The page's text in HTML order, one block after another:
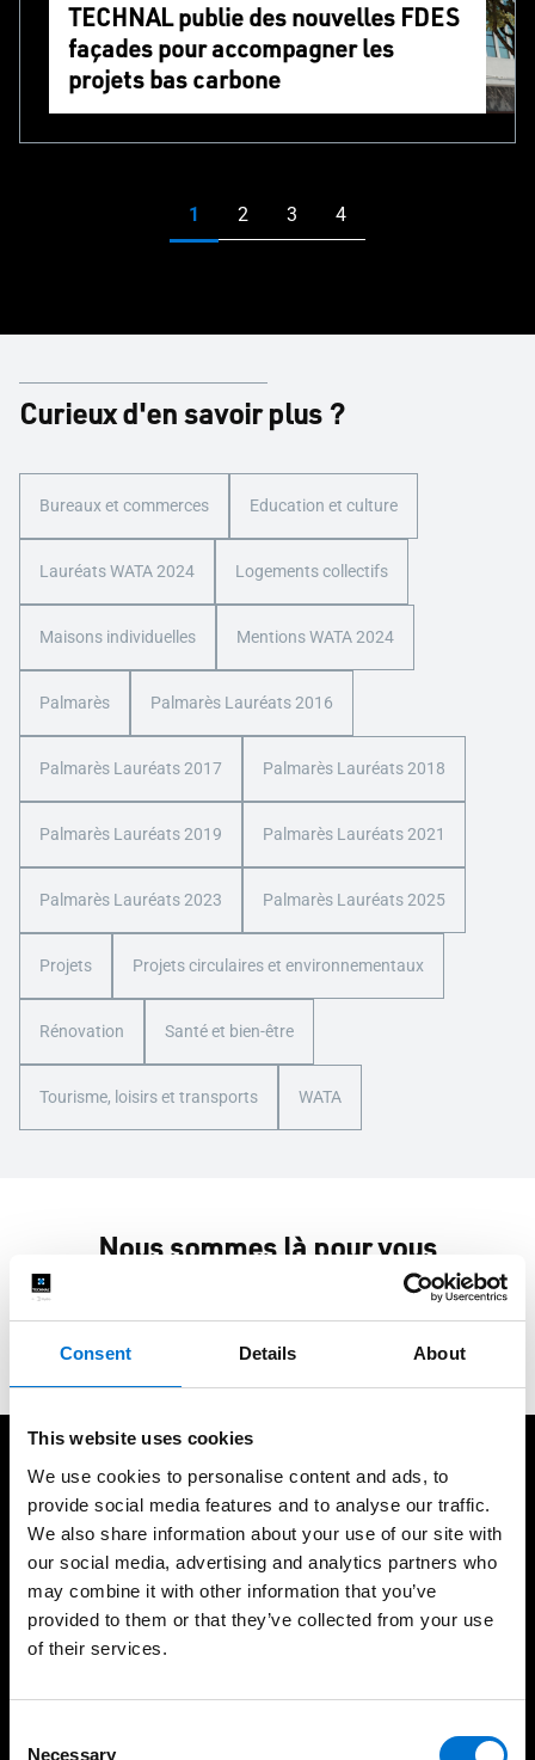
Consent Details About
This website uses cookies
We use cookies to personalise content and ads, to
provide social media features and to analyse our traffic.
We also share information about your use of our site with
our social media, advertising and analytics partners who
may combine it with other information that you’ve
provided to them or that they’ve collected from your use
of their services.
Necessary
TECHNAL publie des nouvelles FDES
façades pour accompagner les
projets bas carbone
Curieux d'en savoir plus ?
Bureaux et commerces Education et culture
Lauréats WATA 2024 Logements collectifs
Maisons individuelles Mentions WATA 2024
Palmarès Palmarès Lauréats 2016
Palmarès Lauréats 2017 Palmarès Lauréats 2018
Palmarès Lauréats 2019 Palmarès Lauréats 2021
Palmarès Lauréats 2023 Palmarès Lauréats 2025
Projets Projets circulaires et environnementaux
Rénovation Santé et bien-être
Tourisme, loisirs et transports WATA
Nous sommes là pour vous
Contactez-nous
A vos côtés pour vos projets
Concepteur de solutions
65 ans